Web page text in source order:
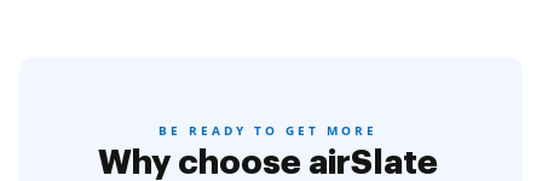
BE READY TO GET MORE
Why choose airSlate